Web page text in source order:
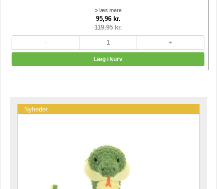
» læs mere
95,96 kr.
119,95kr.
Nyheder